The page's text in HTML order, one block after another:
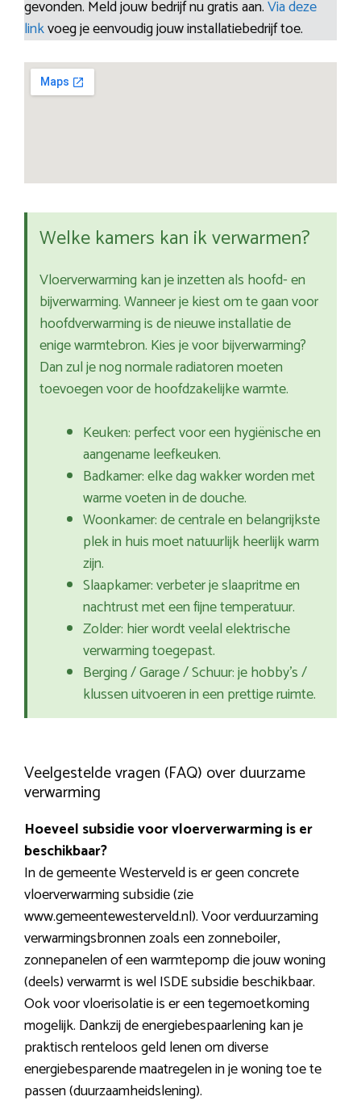
gevonden. Meld jouw bedrijf nu gratis aan.Via deze
linkvoeg je eenvoudig jouw installatiebedrijf toe.
Welke kamers kan ik verwarmen?
Vloerverwarming kan je inzetten als hoofd- en
bijverwarming. Wanneer je kiest om te gaan voor
hoofdverwarming is de nieuwe installatie de
enige warmtebron. Kies je voor bijverwarming?
Dan zul je nog normale radiatoren moeten
toevoegen voor de hoofdzakelijke warmte.
Keuken: perfect voor een hygiënische en
aangename leefkeuken.
Badkamer: elke dag wakker worden met
warme voeten in de douche.
Woonkamer: de centrale en belangrijkste
plek in huis moet natuurlijk heerlijk warm
zijn.
Slaapkamer: verbeter je slaapritme en
nachtrust met een fijne temperatuur.
Zolder: hier wordt veelal elektrische
verwarming toegepast.
Berging / Garage / Schuur: je hobby’s /
klussen uitvoeren in een prettige ruimte.
Veelgestelde vragen (FAQ) over duurzame
verwarming
Hoeveel subsidie voor vloerverwarming is er
beschikbaar?
In de gemeente Westerveld is er geen concrete
vloerverwarming subsidie (zie
www.gemeentewesterveld.nl). Voor verduurzaming
verwarmingsbronnen zoals een zonneboiler,
zonnepanelen of een warmtepomp die jouw woning
(deels) verwarmt is wel ISDE subsidie beschikbaar.
Ook voor vloerisolatie is er een tegemoetkoming
mogelijk. Dankzij de energiebespaarlening kan je
praktisch renteloos geld lenen om diverse
energiebesparende maatregelen in je woning toe te
passen (duurzaamheidslening).